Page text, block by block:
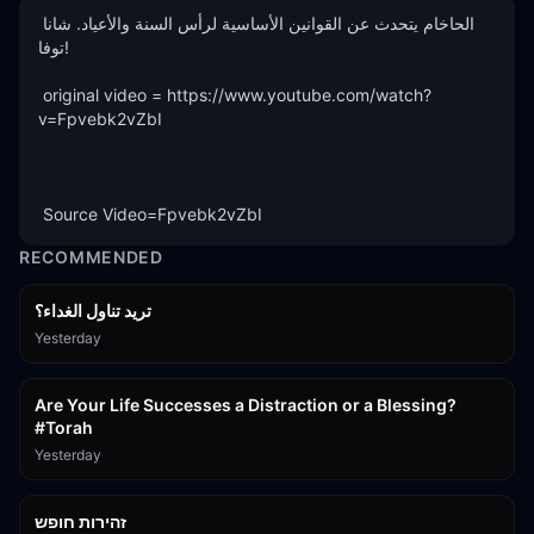
توفا!
v=Fpvebk2vZbI
Source Video=Fpvebk2vZbI
RECOMMENDED
تريد تناول الغداء؟
Yesterday
Are Your Life Successes a Distraction or a Blessing?
#Torah
Yesterday
זהירות חופש